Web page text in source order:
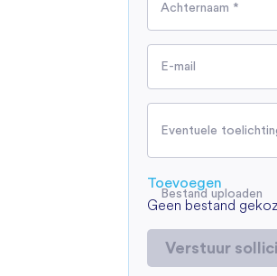
Achternaam *
E-mail
Eventuele
Bestand uploaden
Toevoegen
Geen bestand
Verstuur